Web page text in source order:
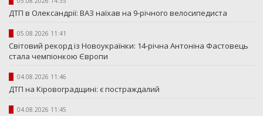
ДТП в Олександрії: ВАЗ наїхав на 9-річного велосипедиста
05.08.2026 11:41
Світовий рекорд із Новоукраїнки: 14-річна Антоніна Фастовець
стала чемпіонкою Європи
04.08.2026 11:46
ДТП на Кіровоградщині: є постраждалий
04.08.2026 11:45